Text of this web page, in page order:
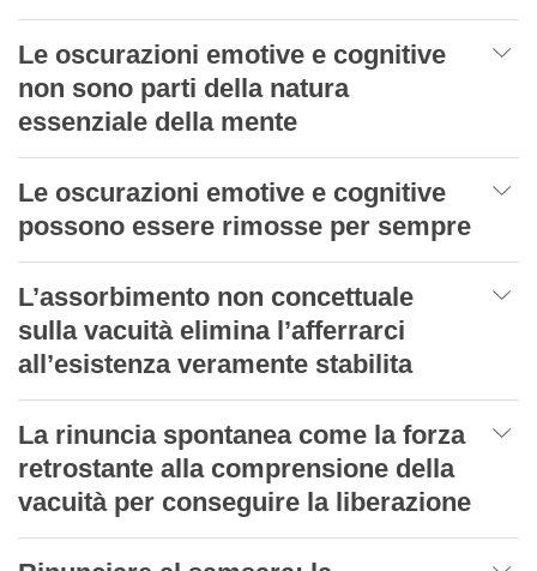
Le oscurazioni emotive e cognitive
non sono parti della natura
essenziale della mente
Le oscurazioni emotive e cognitive
possono essere rimosse per sempre
L’assorbimento non concettuale
sulla vacuità elimina l’afferrarci
all’esistenza veramente stabilita
La rinuncia spontanea come la forza
retrostante alla comprensione della
vacuità per conseguire la liberazione